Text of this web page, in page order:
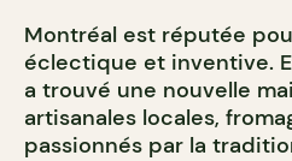
Montréal est réputée
éclectique et inventive.
a trouvé une nouvelle
artisanales locales,
passionnés par la